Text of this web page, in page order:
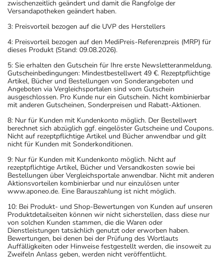
zwischenzeitlich geändert und damit die Rangfolge der
Versandapotheken geändert haben.
3: Preisvorteil bezogen auf die UVP des Herstellers
4: Preisvorteil bezogen auf den MediPreis-Referenzpreis (MRP) für
dieses Produkt (Stand: 09.08.2026).
5: Sie erhalten den Gutschein für Ihre erste Newsletteranmeldung.
Gutscheinbedingungen: Mindestbestellwert 49 €. Rezeptpflichtige
Artikel, Bücher und Bestellungen von Sonderangeboten und
Angeboten via Vergleichsportalen sind vom Gutschein
ausgeschlossen. Pro Kunde nur ein Gutschein. Nicht kombinierbar
mit anderen Gutscheinen, Sonderpreisen und Rabatt-Aktionen.
8: Nur für Kunden mit Kundenkonto möglich. Der Bestellwert
berechnet sich abzüglich ggf. eingelöster Gutscheine und Coupons.
Nicht auf rezeptpflichtige Artikel und Bücher anwendbar und gilt
nicht für Kunden mit Sonderkonditionen.
9: Nur für Kunden mit Kundenkonto möglich. Nicht auf
rezeptpflichtige Artikel, Bücher und Versandkosten sowie bei
Bestellungen über Vergleichsportale anwendbar. Nicht mit anderen
Aktionsvorteilen kombinierbar und nur einzulösen unter
www.aponeo.de. Eine Barauszahlung ist nicht möglich.
10: Bei Produkt- und Shop-Bewertungen von Kunden auf unseren
Produktdetailseiten können wir nicht sicherstellen, dass diese nur
von solchen Kunden stammen, die die Waren oder
Dienstleistungen tatsächlich genutzt oder erworben haben.
Bewertungen, bei denen bei der Prüfung des Wortlauts
Auffälligkeiten oder Hinweise festgestellt werden, die insoweit zu
Zweifeln Anlass geben, werden nicht veröffentlicht.